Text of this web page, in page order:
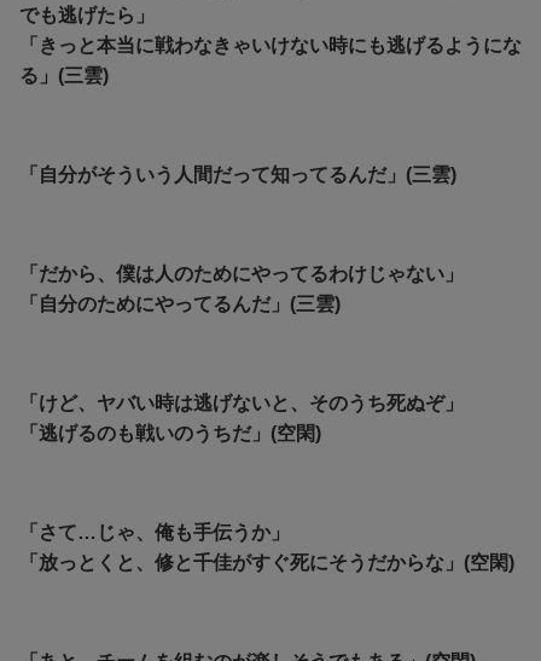
でも逃げたら」
「きっと本当に戦わなきゃいけない時にも逃げるようにな
る」(三雲)
「自分がそういう人間だって知ってるんだ」(三雲)
「だから、僕は人のためにやってるわけじゃない」
「自分のためにやってるんだ」(三雲)
「けど、ヤバい時は逃げないと、そのうち死ぬぞ」
「逃げるのも戦いのうちだ」(空閑)
「さて…じゃ、俺も手伝うか」
「放っとくと、修と千佳がすぐ死にそうだからな」(空閑)